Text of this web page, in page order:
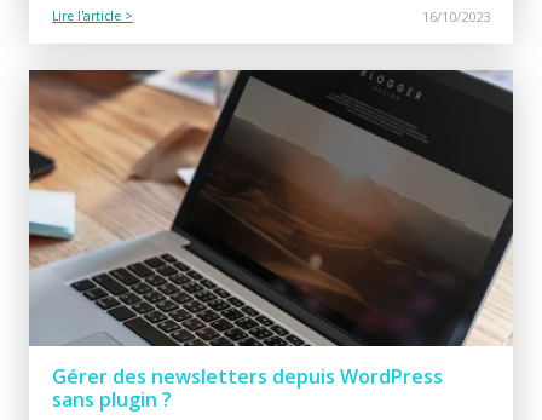
Lire l'article > 16/10/2023
Gérer des newsletters depuis WordPress
sans plugin ?